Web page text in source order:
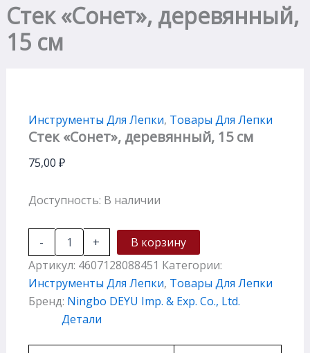
Стек «Сонет», деревянный,
15 см
Инструменты Для Лепки, Товары Для Лепки
Стек «Сонет», деревянный, 15 см
75,00 ₽
Доступность: В наличии
- +
В корзину
Артикул: 4607128088451 Категории:
Инструменты Для Лепки, Товары Для Лепки
Бренд: Ningbo DEYU Imp. & Exp. Co., Ltd.
Детали